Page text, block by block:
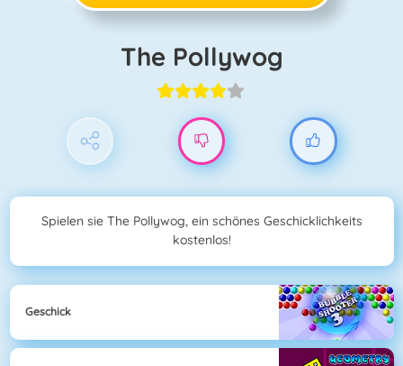
The Pollywog
Spielen sie The Pollywog, ein schönes Geschicklichkeits
kostenlos!
Geschick